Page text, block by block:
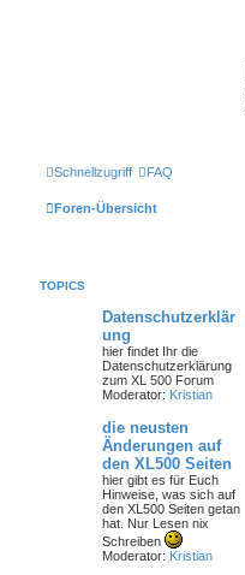
Schnellzugriff FAQ
Foren-Übersicht
TOPICS
Datenschutzerklär
ung
hier findet Ihr die
Datenschutzerklärung
zum XL 500 Forum
Moderator: Kristian
die neusten
Änderungen auf
den XL500 Seiten
hier gibt es für Euch
Hinweise, was sich auf
den XL500 Seiten getan
hat. Nur Lesen nix
Schreiben
Moderator: Kristian